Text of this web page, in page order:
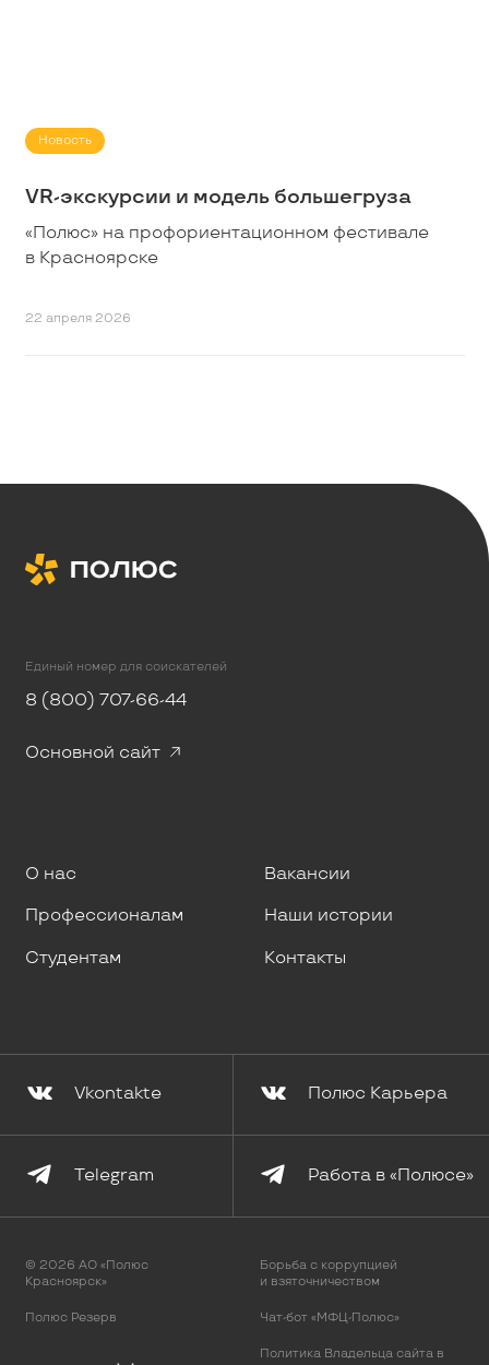
Новость
VR-экскурсии и модель большегруза
«Полюс» на профориентационном фестивале
в Красноярске
22 апреля 2026
Единый номер для соискателей
8 (800) 707-66-44
Основной сайт
О нас Вакансии
Профессионалам Наши истории
Студентам Контакты
Vkontakte Полюс Карьера
Telegram Работа в «Полюсе»
© 2026 АО «Полюс
Красноярск»
Политика Владельца сайта в
Борьба с коррупцией
и взяточничеством
Полюс Резерв Чат-бот «МФЦ-Полюс»